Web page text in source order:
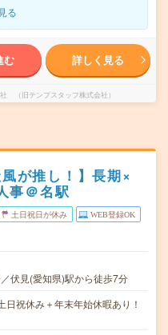
る
む 詳しく見る
（旧テンプスタッフ株式会社）
が推し！】長期×
事＠名駅
土日祝日が休み WEB登録OK
伏見(愛知県)駅から徒歩7分
祝休み＋年末年始休暇あり！